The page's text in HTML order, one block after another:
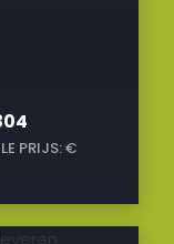
PRIJS:€